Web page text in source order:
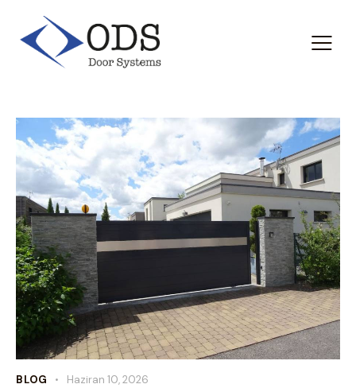
BLOG Haziran 10, 2026